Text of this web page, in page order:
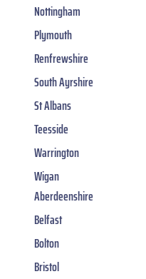
Nottingham
Plymouth
Renfrewshire
South Ayrshire
St Albans
Teesside
Warrington
Wigan
Aberdeenshire
Belfast
Bolton
Bristol